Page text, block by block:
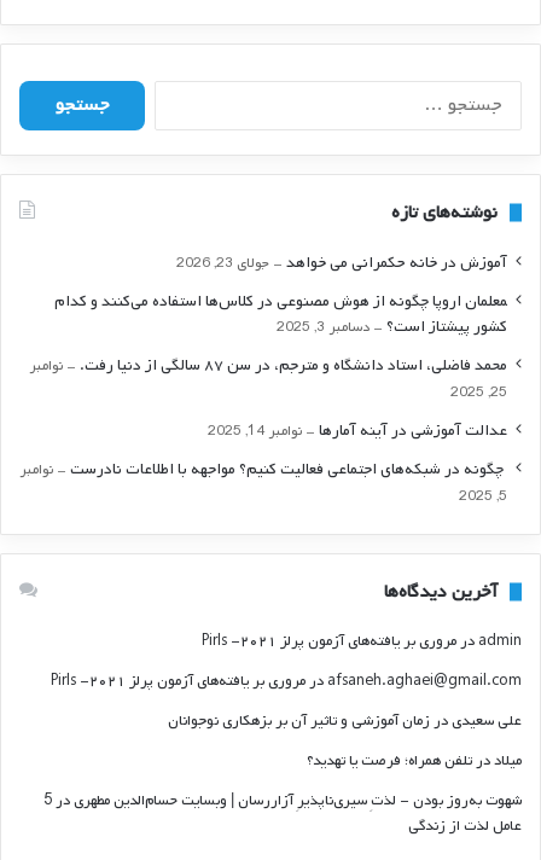
س
ی
نوشته‌های تازه
آموزش در خانه حکمرانی می خواهد جولای 23, 2026
‍معلمان اروپا چگونه از هوش مصنوعی در کلاس‌ها استفاده می‌کنند و کدام
کشور پیشتاز است؟
دسامبر 3, 2025
محمد فاضلی، استاد دانشگاه و مترجم، در سن ۸۷ سالگی از دنیا رفت.
نوامبر
25, 2025
عدالت آموزشی در آینه آمارها نوامبر 14, 2025
‍ چگونه در شبکه‌های اجتماعی فعالیت کنیم؟ مواجهه با اطلاعات نادرست
نوامبر
5, 2025
آخرین دیدگاه‌ها
admin در مروری بر یافته‌های آزمون پرلز ۲۰۲۱- Pirls
afsaneh.aghaei@gmail.com در مروری بر یافته‌های آزمون پرلز ۲۰۲۱- Pirls
علی سعیدیدر زمان آموزشی و تاثیر آن بر بزهکاری نوجوانان
میلاددر تلفن همراه؛ فرصت يا تهديد؟
شهوت به‌روز بودن - لذتِ سیری‌ناپذیرِ آزاررسان | وبسایت حسام‌الدین مطهریدر 5
عامل لذت از زندگی